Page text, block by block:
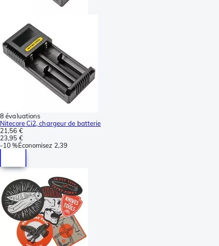
8 évaluations
Nitecore Ci2, chargeur de batterie
21,56 €
23,95 €
-10 %Économisez 2,39